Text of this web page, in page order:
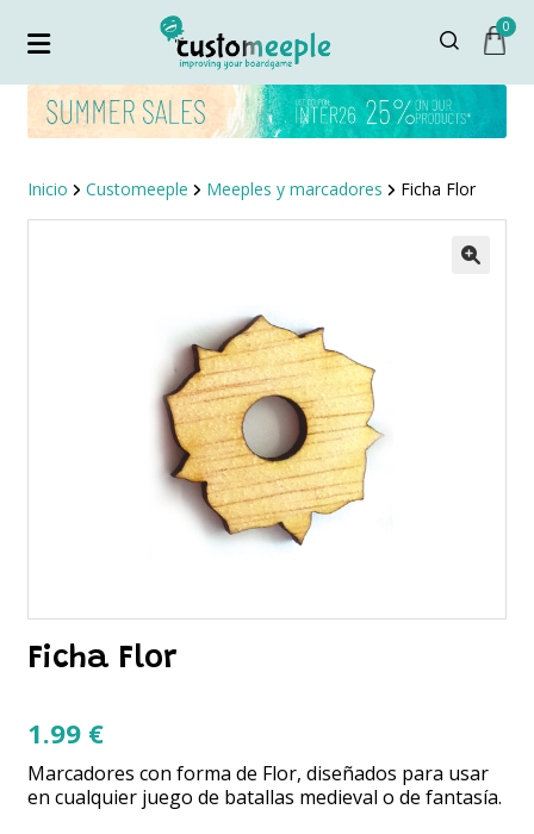
0
Inicio Customeeple Meeples y marcadores Ficha Flor
Ficha Flor
1.99 €
Marcadores con forma de Flor, diseñados para usar
en cualquier juego de batallas medieval o de fantasía.